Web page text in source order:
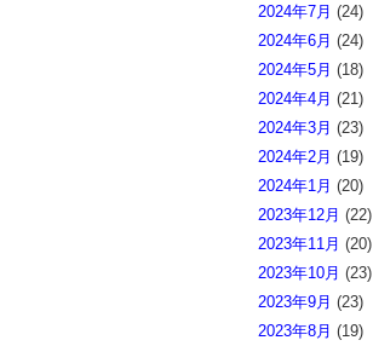
2024年7月 (24)
2024年6月 (24)
2024年5月 (18)
2024年4月 (21)
2024年3月 (23)
2024年2月 (19)
2024年1月 (20)
2023年12月 (22)
2023年11月 (20)
2023年10月 (23)
2023年9月 (23)
2023年8月 (19)